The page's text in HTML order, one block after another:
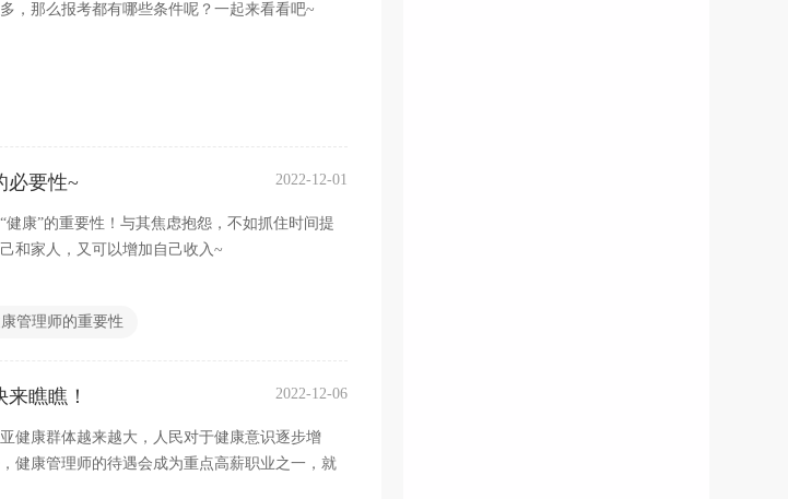
，那么报考都有哪些条件呢？一起来看看吧~
必要性~ 2022-12-01
康”的重要性！与其焦虑抱怨，不如抓住时间提
和家人，又可以增加自己收入~
管理师的重要性
瞧瞧！ 2022-12-06
健康群体越来越大，人民对于健康意识逐步增
健康管理师的待遇会成为重点高薪职业之一，就